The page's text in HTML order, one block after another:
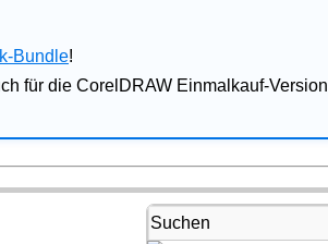
Bundle!
für die CorelDRAW Einmalkauf-Version